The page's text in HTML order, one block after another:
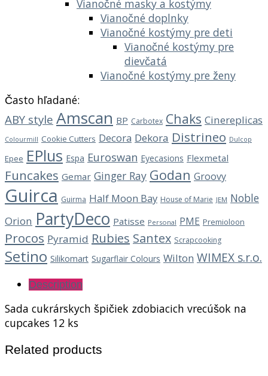
Vianočné masky a kostýmy
Vianočné doplnky
Vianočné kostýmy pre deti
Vianočné kostýmy pre
dievčatá
Vianočné kostýmy pre ženy
Často hľadané:
ABY style Amscan BP Carbotex Chaks Cinereplicas
Colourmill Cookie Cutters Decora Dekora Distrineo Dulcop
Epee EPlus Espa Euroswan Eyecasions Flexmetal
Funcakes Gemar Ginger Ray Godan Groovy
Guirca Guirma Half Moon Bay House of Marie JEM Noble
Orion PartyDeco Patisse Personal PME Premioloon
Procos Pyramid Rubies Santex Scrapcooking
Setino Silikomart Sugarflair Colours Wilton WIMEX s.r.o.
Description
Sada cukrárskych špičiek zdobiacich vrecúšok na
cupcakes 12 ks
Related products